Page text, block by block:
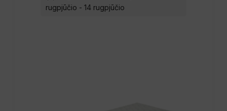
rugpjūčio - 14 rugpjūčio